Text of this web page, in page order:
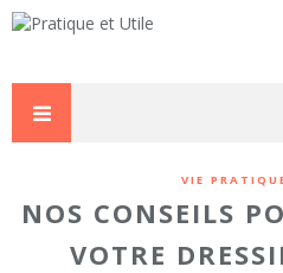
VIE
NOS CONSEILS
VOTRE